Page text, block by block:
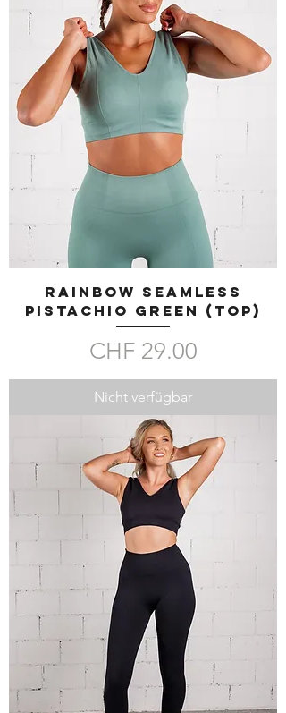
RAINBOW SEAMLESS
Pistachio Green (TOP)
Preis
CHF 29.00
Nicht verfügbar